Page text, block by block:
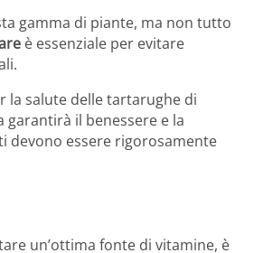
gamma di piante, ma non tutto
è essenziale per evitare
la salute delle tartarughe di
il benessere e la
devono essere rigorosamente
un’ottima fonte di vitamine, è